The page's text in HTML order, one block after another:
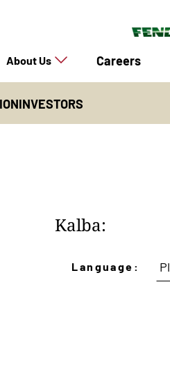
About Us Careers
INVESTORS
Kalba:
Language: